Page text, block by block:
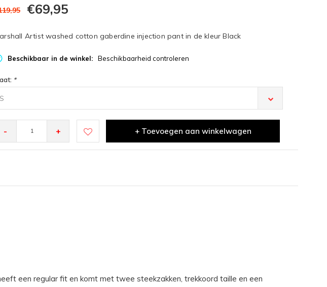
€69,95
Artist washed cotton gaberdine injection pant in de kleur Black
Beschikbaar in de winkel: Beschikbaarheid controleren
*
S
- + + Toevoegen aan winkelwagen
een regular fit en komt met twee steekzakken, trekkoord taille en een